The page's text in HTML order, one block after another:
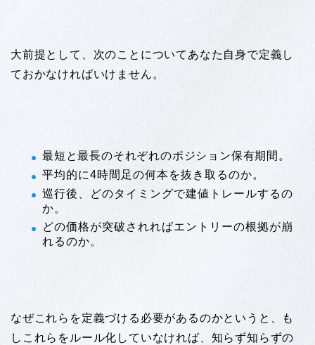
大前提として、次のことについてあなた自身で定義し
ておかなければいけません。
最短と最長のそれぞれのポジション保有期間。
平均的に4時間足の何本を抜き取るのか。
巡行後、どのタイミングで建値トレールするの
か。
どの価格が突破されればエントリーの根拠が崩
れるのか。
なぜこれらを定義づける必要があるのかというと、も
しこれらをルール化していなければ、知らず知らずの